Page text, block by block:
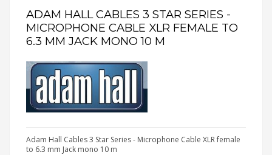
ADAM HALL CABLES 3 STAR SERIES -
MICROPHONE CABLE XLR FEMALE TO
6.3 MM JACK MONO 10 M
Adam Hall Cables 3 Star Series - Microphone Cable XLR female
to 6.3 mm Jack mono 10 m